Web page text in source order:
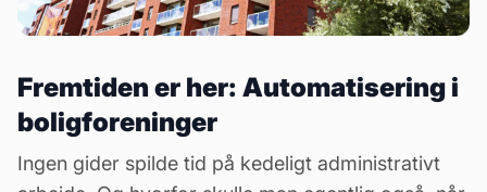
Fremtiden er her: Automatisering i
boligforeninger
Ingen gider spilde tid på kedeligt administrativt